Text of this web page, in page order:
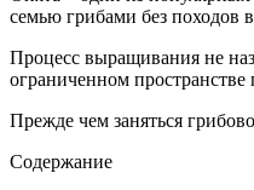
семью грибами без походов
Процесс выращивания не
ограниченном пространстве
Прежде чем заняться
Содержание